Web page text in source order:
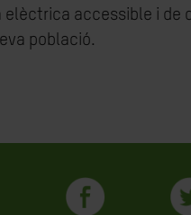
elèctrica accessible i
població.